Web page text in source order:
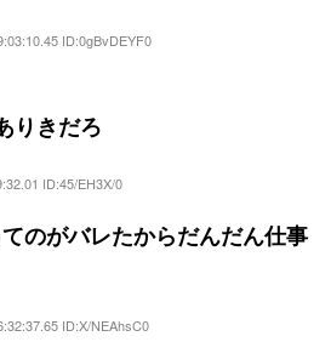
ID:0gBvDEYF0
りきだろ
ID:45/EH3X/0
のがバレたからだんだん仕事
ID:X/NEAhsC0